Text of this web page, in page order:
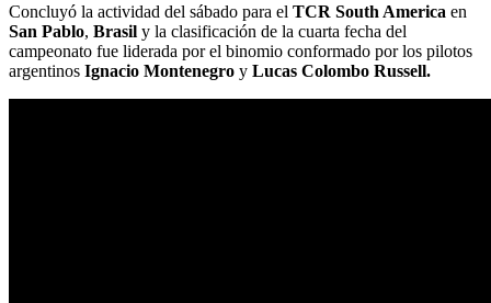
Concluyó la actividad del sábado para el TCR South America en
San Pablo, Brasil y la clasificación de la cuarta fecha del
campeonato fue liderada por el binomio conformado por los pilotos
argentinos Ignacio Montenegro y Lucas Colombo Russell.